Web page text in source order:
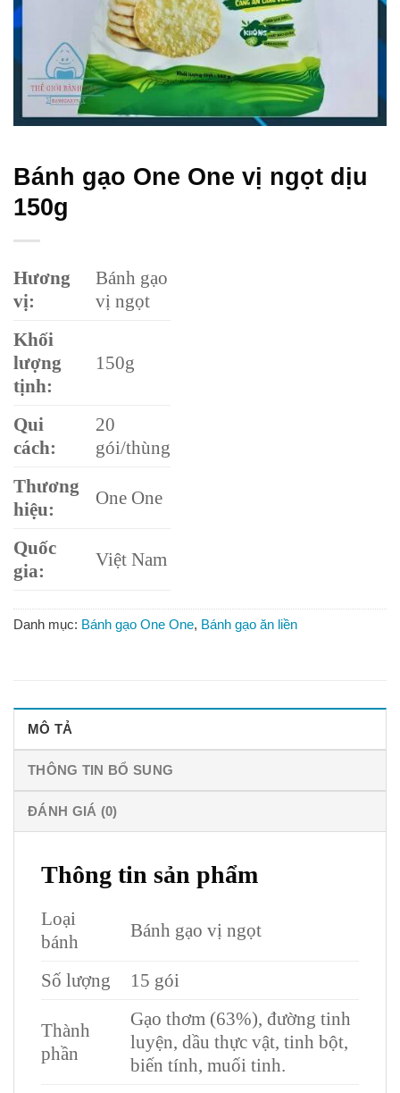
Bánh gạo One One vị ngọt dịu
150g
Hương
vị:
Bánh gạo
vị ngọt
Khối
lượng
tịnh:
150g
Qui
cách:
20
gói/thùng
Thương
hiệu:
One One
Quốc
gia:
Việt Nam
Danh mục: Bánh gạo One One, Bánh gạo ăn liền
MÔ TẢ
THÔNG TIN BỔ SUNG
ĐÁNH GIÁ (0)
Thông tin sản phẩm
Loại
bánh
Bánh gạo vị ngọt
Số lượng 15 gói
Thành
phần
Gạo thơm (63%), đường tinh
luyện, dầu thực vật, tinh bột,
biến tính, muối tinh.